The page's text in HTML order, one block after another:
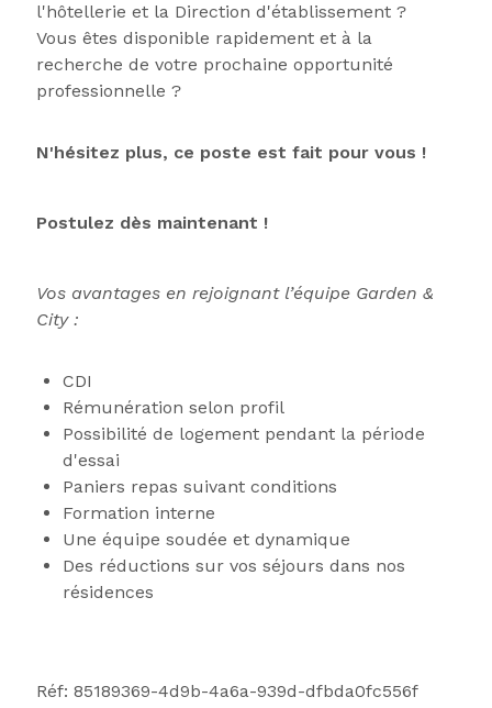
l'hôtellerie et la Direction d'établissement ?
Vous êtes disponible rapidement et à la
recherche de votre prochaine opportunité
professionnelle ?
N'hésitez plus, ce poste est fait pour vous !
Postulez dès maintenant !
Vos avantages en rejoignant l’équipe Garden &
City :
CDI
Rémunération selon profil
Possibilité de logement pendant la période
d'essai
Paniers repas suivant conditions
Formation interne
Une équipe soudée et dynamique
Des réductions sur vos séjours dans nos
résidences
Réf: 85189369-4d9b-4a6a-939d-dfbda0fc556f